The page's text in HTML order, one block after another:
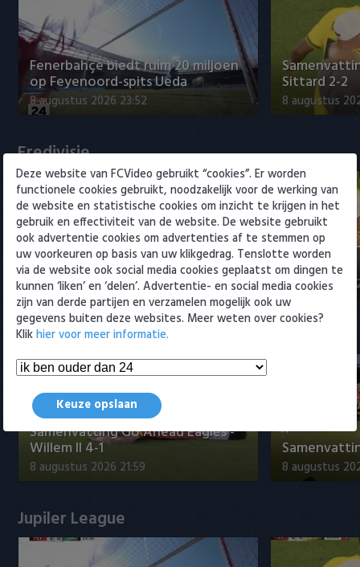
VVV Venlo
Willem II
Fenerbahçe biedt ruim 20 miljoen
op Feyenoord-spits Ueda
8 augustus 2026 23:52
Sittard 2-2
8 augustus
Eredivisie
Fenerbahçe biedt ruim 20 miljoen
op Feyenoord-spits Ueda
8 augustus 2026 23:52
Sittard 2-2
8 augustus
Samenvattingen Eredivisie
Samenvatting Go Ahead Eagles -
Willem II 4-1
8 augustus 2026 21:59 8 augustus
Jupiler League
Deze website van FCVideo gebruikt “cookies”. Er worden
functionele cookies gebruikt, noodzakelijk voor de werking van
de website en statistische cookies om inzicht te krijgen in het
gebruik en effectiviteit van de website. De website gebruikt
ook advertentie cookies om advertenties af te stemmen op
uw voorkeuren op basis van uw klikgedrag. Tenslotte worden
via de website ook social media cookies geplaatst om dingen te
kunnen ‘liken’ en ‘delen’. Advertentie- en social media cookies
zijn van derde partijen en verzamelen mogelijk ook uw
gegevens buiten deze websites. Meer weten over cookies?
Klikhier voor meer informatie.
Keuze opslaan